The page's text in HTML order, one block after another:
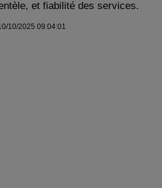
et fiabilité des services.
10/2025 09:04:01